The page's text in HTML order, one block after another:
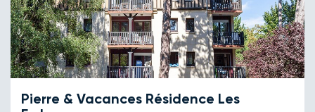
Pierre & Vacances Résidence Les